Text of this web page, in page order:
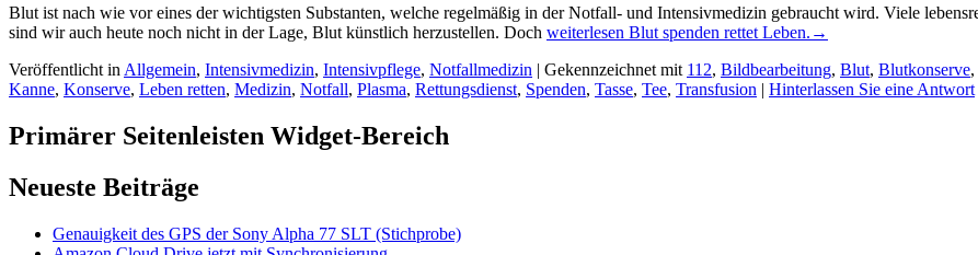
Blut ist nach wie vor eines der wichtigsten Substanten, welche regelmäßig in der Notfall- und Intensivmedizin gebraucht wird. Viele
sind wir auch heute noch nicht in der Lage, Blut künstlich herzustellen. Doch weiterlesen Blut spenden rettet Leben. →
Veröffentlicht in Allgemein, Intensivmedizin, Intensivpflege, Notfallmedizin | Gekennzeichnet mit 112, Bildbearbeitung, Blut, Blutkonserve,
Kanne, Konserve, Leben retten, Medizin, Notfall, Plasma, Rettungsdienst, Spenden, Tasse, Tee, Transfusion | Hinterlassen Sie eine Antwort
Primärer Seitenleisten Widget-Bereich
Neueste Beiträge
Genauigkeit des GPS der Sony Alpha 77 SLT (Stichprobe)